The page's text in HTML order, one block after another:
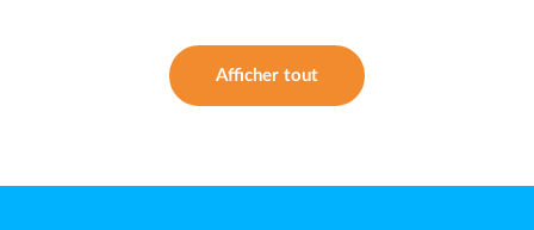
Afficher tout